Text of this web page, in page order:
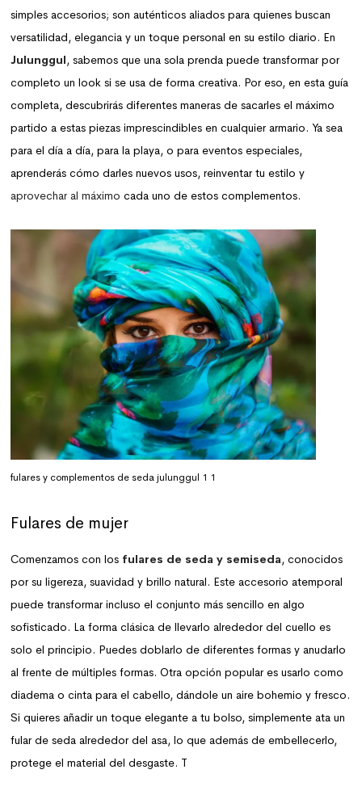
simples accesorios; son auténticos aliados para quienes buscan
versatilidad, elegancia y un toque personal en su estilo diario. En
Julunggul, sabemos que una sola prenda puede transformar por
completo un look si se usa de forma creativa. Por eso, en esta guía
completa, descubrirás diferentes maneras de sacarles el máximo
partido a estas piezas imprescindibles en cualquier armario. Ya sea
para el día a día, para la playa, o para eventos especiales,
aprenderás cómo darles nuevos usos, reinventar tu estilo y
aprovechar al máximo cada uno de estos complementos.
fulares y complementos de seda julunggul 1 1
Fulares de mujer
Comenzamos con los fulares de seda y semiseda, conocidos
por su ligereza, suavidad y brillo natural. Este accesorio atemporal
puede transformar incluso el conjunto más sencillo en algo
sofisticado. La forma clásica de llevarlo alrededor del cuello es
solo el principio. Puedes doblarlo de diferentes formas y anudarlo
al frente de múltiples formas. Otra opción popular es usarlo como
diadema o cinta para el cabello, dándole un aire bohemio y fresco.
Si quieres añadir un toque elegante a tu bolso, simplemente ata un
fular de seda alrededor del asa, lo que además de embellecerlo,
protege el material del desgaste. T